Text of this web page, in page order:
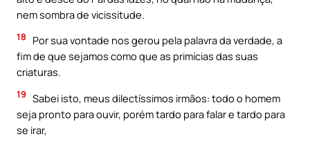
nem sombra de vicissitude.
18
Por sua vontade nos gerou pela palavra da verdade, a
fim de que sejamos como que as primícias das suas
criaturas.
19 Sabei isto, meus dilectíssimos irmãos: todo o homem
seja pronto para ouvir, porém tardo para falar e tardo para
se irar,